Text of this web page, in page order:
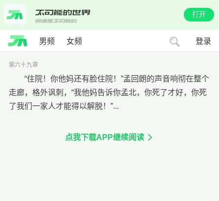
打开
男频 女频 登录
第六十九章
“住院！你他妈还有脸住院！”孟回朗的声音响彻在整个
走廊，格外讽刺，“我他妈告诉你孟北，你死了才好，你死
了我们一家人才能得以解脱！”...
点我下载APP继续阅读